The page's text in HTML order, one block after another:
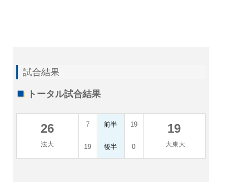
試合結果
トータル試合結果
26
法大
7 前半 19 19
大東大
19 後半 0